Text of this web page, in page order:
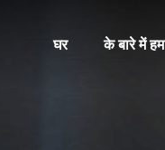
घर के बारे में हम